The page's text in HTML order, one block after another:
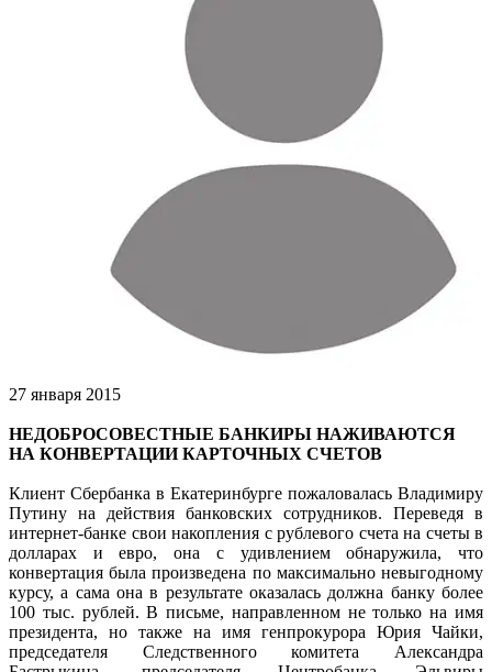
27 января 2015
НЕДОБРОСОВЕСТНЫЕ БАНКИРЫ НАЖИВАЮТСЯ
НА КОНВЕРТАЦИИ КАРТОЧНЫХ СЧЕТОВ
Клиент Сбербанка в Екатеринбурге пожаловалась Владимиру
Путину на действия банковских сотрудников. Переведя в
интернет-банке свои накопления с рублевого счета на счеты в
долларах и евро, она с удивлением обнаружила, что
конвертация была произведена по максимально невыгодному
курсу, а сама она в результате оказалась должна банку более
100 тыс. рублей. В письме, направленном не только на имя
президента, но также на имя генпрокурора Юрия Чайки,
председателя Следственного комитета Александра